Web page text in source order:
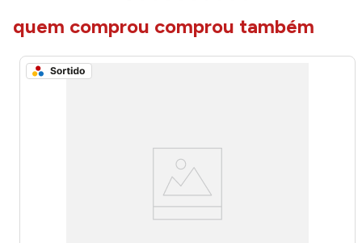
quem comprou comprou também